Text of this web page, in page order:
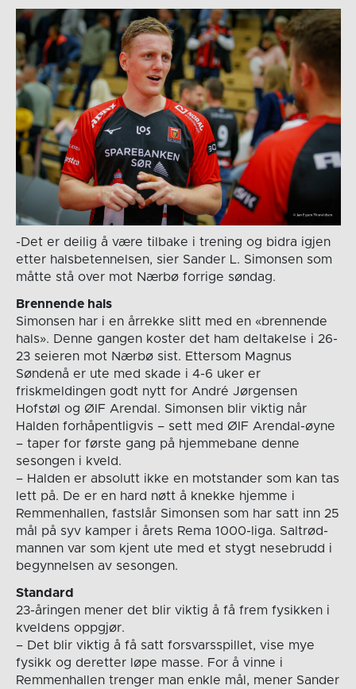
-Det er deilig å være tilbake i trening og bidra igjen
etter halsbetennelsen, sier Sander L. Simonsen som
måtte stå over mot Nærbø forrige søndag.
Brennende hals
Simonsen har i en årrekke slitt med en «brennende
hals». Denne gangen koster det ham deltakelse i 26-
23 seieren mot Nærbø sist. Ettersom Magnus
Søndenå er ute med skade i 4-6 uker er
friskmeldingen godt nytt for André Jørgensen
Hofstøl og ØIF Arendal. Simonsen blir viktig når
Halden forhåpentligvis – sett med ØIF Arendal-øyne
– taper for første gang på hjemmebane denne
sesongen i kveld.
– Halden er absolutt ikke en motstander som kan tas
lett på. De er en hard nøtt å knekke hjemme i
Remmenhallen, fastslår Simonsen som har satt inn 25
mål på syv kamper i årets Rema 1000-liga. Saltrød-
mannen var som kjent ute med et stygt nesebrudd i
begynnelsen av sesongen.
Standard
23-åringen mener det blir viktig å få frem fysikken i
kveldens oppgjør.
– Det blir viktig å få satt forsvarsspillet, vise mye
fysikk og deretter løpe masse. For å vinne i
Remmenhallen trenger man enkle mål, mener Sander